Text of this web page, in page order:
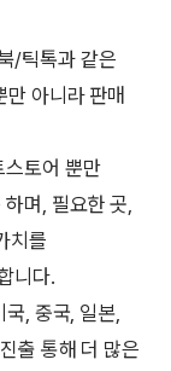
/틱톡과 같은
아니라 판매
스토어 뿐만
며, 필요한 곳,
치를
니다.
, 중국, 일본,
출 통해 더 많은